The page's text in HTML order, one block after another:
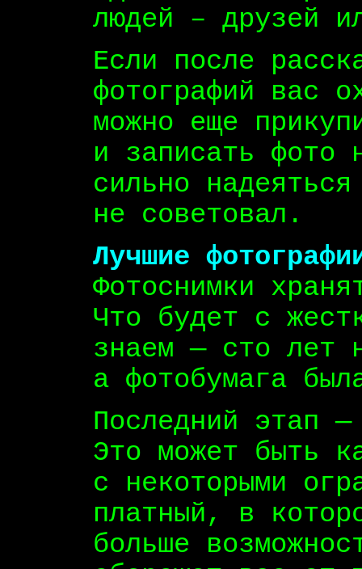
людей – друзей
Если после
фотографий вас
можно еще
и записать фото
сильно
не советовал.
Лучшие
Фотоснимки
Что будет с
знаем — сто лет
а фотобумага
Последний этап
Это может быть
с некоторыми
платный, в
больше